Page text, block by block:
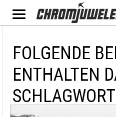
FOLGENDE
ENTHALTEN